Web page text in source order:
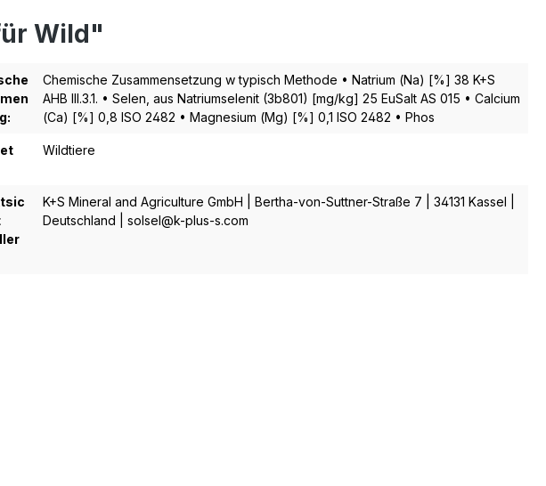
Wild"
Chemische Zusammensetzung w typisch Methode • Natrium (Na) [%] 38 K+S
AHB III.3.1. • Selen, aus Natriumselenit (3b801) [mg/kg] 25 EuSalt AS 015 • Calcium
(Ca) [%] 0,8 ISO 2482 • Magnesium (Mg) [%] 0,1 ISO 2482 • Phos
Wildtiere
K+S Mineral and Agriculture GmbH | Bertha-von-Suttner-Straße 7 | 34131 Kassel |
Deutschland | solsel@k-plus-s.com